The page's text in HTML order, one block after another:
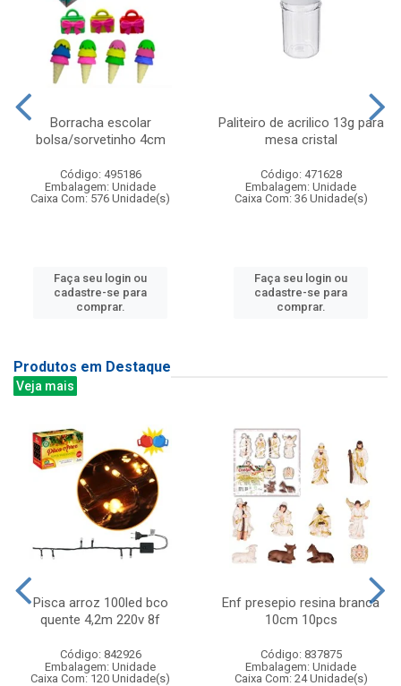
Borracha escolar
bolsa/sorvetinho 4cm
Código: 495186
Embalagem: Unidade
Caixa Com: 576 Unidade(s)
Faça seu login ou
cadastre-se para
comprar.
Paliteiro de acrilico 13g para
mesa cristal
Código: 471628
Embalagem: Unidade
Caixa Com: 36 Unidade(s)
Faça seu login ou
cadastre-se para
comprar.
Produtos em Destaque
Veja mais
Pisca arroz 100led bco
quente 4,2m 220v 8f
Código: 842926
Embalagem: Unidade
Caixa Com: 120 Unidade(s)
Enf presepio resina branca
10cm 10pcs
Código: 837875
Embalagem: Unidade
Caixa Com: 24 Unidade(s)